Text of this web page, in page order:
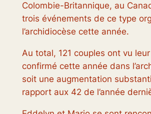
Colombie-Britannique, au
trois événements de ce type
l’archidiocèse cette année.
Au total, 121 couples ont vu
confirmé cette année dans
soit une augmentation
rapport aux 42 de l’année